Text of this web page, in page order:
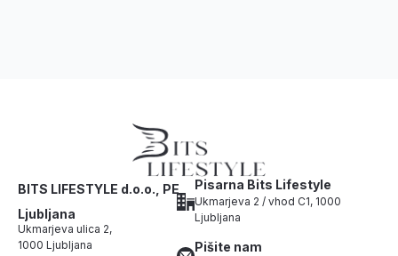
BITS LIFESTYLE d.o.o., PE
Ljubljana
Ukmarjeva ulica 2,
1000 Ljubljana
Pisarna Bits Lifestyle
Ukmarjeva 2 / vhod C1, 1000
Ljubljana
Pišite nam